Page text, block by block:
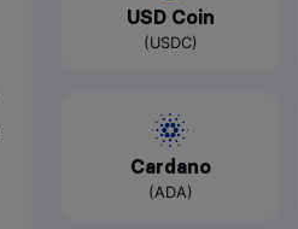
USD Coin
(USDC)
Cardano
(ADA)